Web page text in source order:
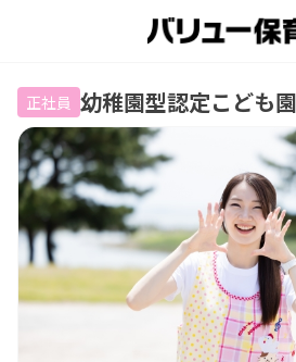
正社員 幼稚園型認定こども